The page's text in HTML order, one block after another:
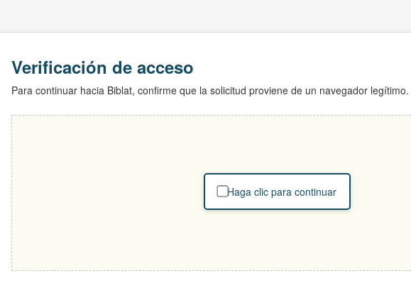
Verificación de acceso
Para continuar hacia Biblat, confirme que la solicitud proviene de un navegador legítimo.
Haga clic para continuar